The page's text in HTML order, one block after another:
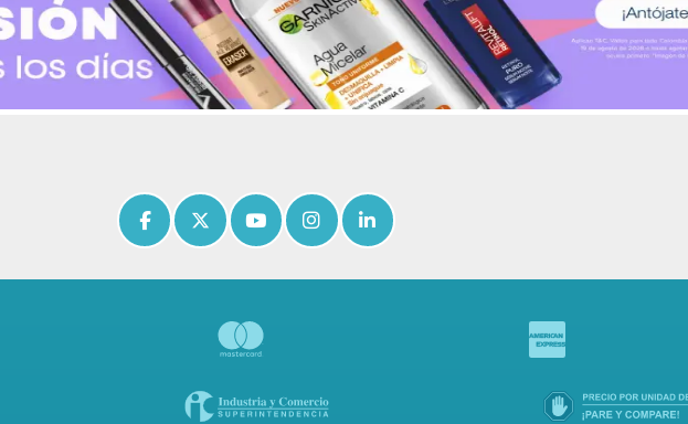
Icon of facebook-f
Icon of x-twitter
Icon of youtube
Icon of instagram
Icon of linkedin-in